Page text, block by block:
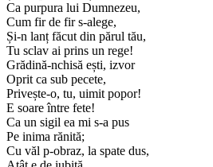
Ca purpura lui Dumnezeu,
Cum fir de fir s-alege,
Și-n lanț făcut din părul tău,
Tu sclav ai prins un rege!
Grădină-nchisă ești, izvor
Oprit ca sub pecete,
Privește-o, tu, uimit popor!
E soare între fete!
Ca un sigil ea mi s-a pus
Pe inima rănită;
Cu văl p-obraz, la spate dus,